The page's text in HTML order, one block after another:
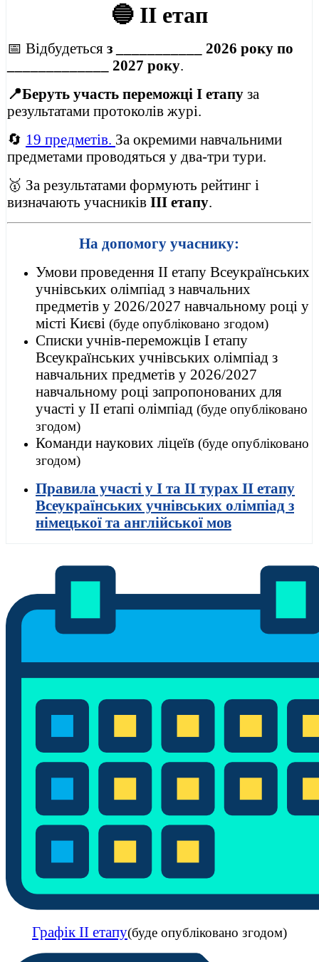
🔵II етап
📅 Відбудеться з ___________ 2026 року по
_____________ 2027 року.
📍Беруть участь переможці І етапу за
результатами протоколів журі.
🔄 19 предметів. За окремими навчальними
предметами проводяться у два-три тури.
🥇 За результатами формують рейтинг і
визначають учасників ІІІ етапу.
На допомогу учаснику:
Умови проведення ІІ етапу Всеукраїнських
учнівських олімпіад з навчальних
предметів у 2026/2027 навчальному році у
місті Києві (буде опубліковано згодом)
Списки учнів-переможців І етапу
Всеукраїнських учнівських олімпіад з
навчальних предметів у 2026/2027
навчальному році запропонованих для
участі у ІІ етапі олімпіад (буде опубліковано
згодом)
Команди наукових ліцеїв (буде опубліковано
згодом)
Правила участі у І та ІІ турах ІІ етапу
Всеукраїнських учнівських олімпіад з
німецької та англійської мов
Графік ІІ етапу(буде опубліковано згодом)